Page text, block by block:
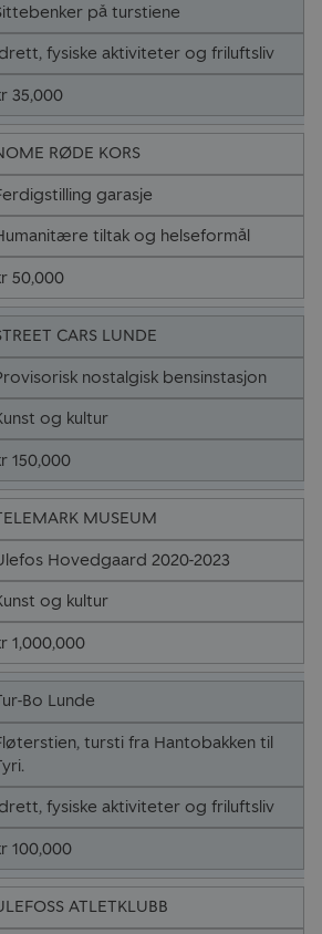
på turstiene
fysiske aktiviteter og friluftsliv
35,000
RØDE KORS
garasje
tiltak og helseformål
50,000
CARS LUNDE
nostalgisk bensinstasjon
og kultur
150,000
MUSEUM
Hovedgaard 2020-2023
og kultur
1,000,000
Bo Lunde
tursti fra Hantobakken til
fysiske aktiviteter og friluftsliv
100,000
ATLETKLUBB